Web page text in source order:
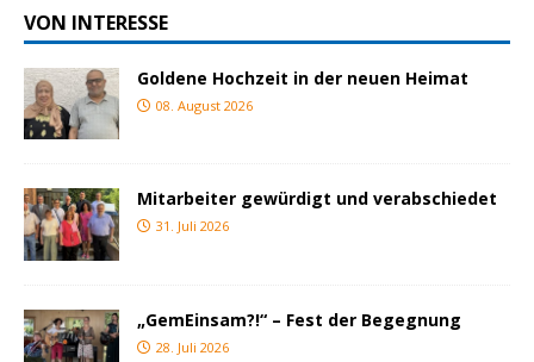
VON INTERESSE
Goldene Hochzeit in der neuen Heimat
08. August 2026
Mitarbeiter gewürdigt und verabschiedet
31. Juli 2026
„GemEinsam?!“ – Fest der Begegnung
28. Juli 2026